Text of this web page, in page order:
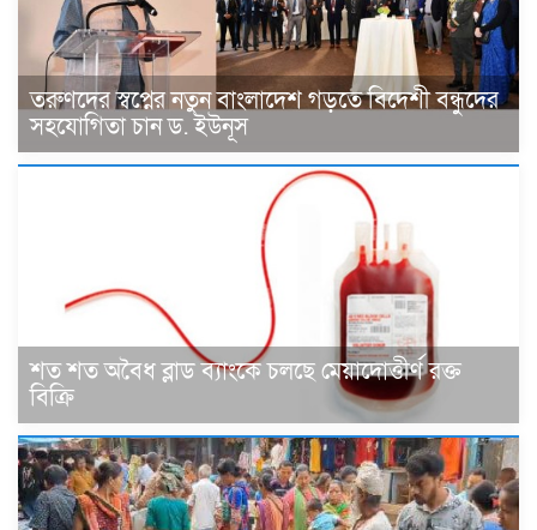
তরুণদের স্বপ্নের নতুন বাংলাদেশ গড়তে বিদেশী বন্ধুদের
সহযোগিতা চান ড. ইউনূস
শত শত অবৈধ ব্লাড ব্যাংকে চলছে মেয়াদোত্তীর্ণ রক্ত
বিক্রি